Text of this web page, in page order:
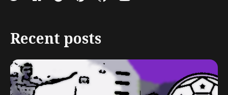
Recent posts